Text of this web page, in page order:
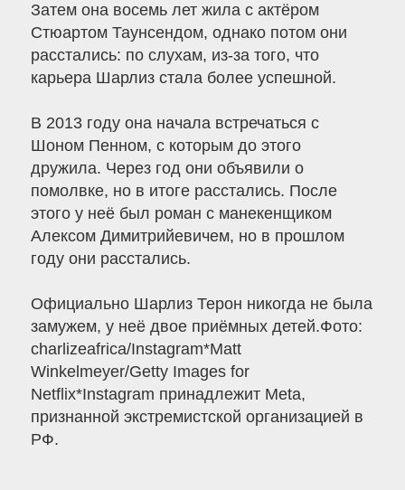
Затем она восемь лет жила с актёром
Стюартом Таунсендом, однако потом они
расстались: по слухам, из-за того, что
карьера Шарлиз стала более успешной.
В 2013 году она начала встречаться с
Шоном Пенном, с которым до этого
дружила. Через год они объявили о
помолвке, но в итоге расстались. После
этого у неё был роман с манекенщиком
Алексом Димитрийевичем, но в прошлом
году они расстались.
Официально Шарлиз Терон никогда не была
замужем, у неё двое приёмных детей.Фото:
charlizeafrica/Instagram*Matt
Winkelmeyer/Getty Images for
Netflix*Instagram принадлежит Meta,
признанной экстремистской организацией в
РФ.